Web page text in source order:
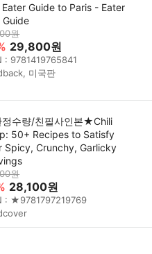
Guide to Paris - Eater
Guide
원
29,800원
: 9781419765841
미국판
수량/친필사인본★Chili
50+ Recipes to Satisfy
Spicy, Crunchy, Garlicky
원
28,100원
: ★9781797219769